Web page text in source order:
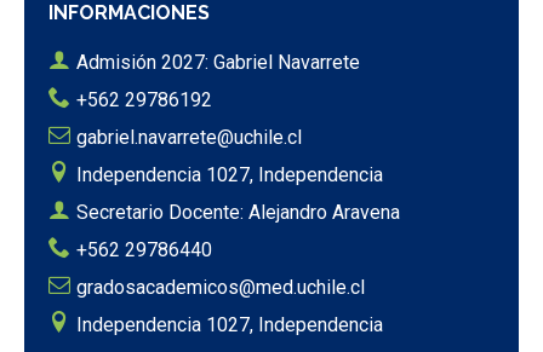
INFORMACIONES
Admisión 2027: Gabriel Navarrete
+562 29786192
gabriel.navarrete@uchile.cl
Independencia 1027, Independencia
Secretario Docente: Alejandro Aravena
+562 29786440
gradosacademicos@med.uchile.cl
Independencia 1027, Independencia